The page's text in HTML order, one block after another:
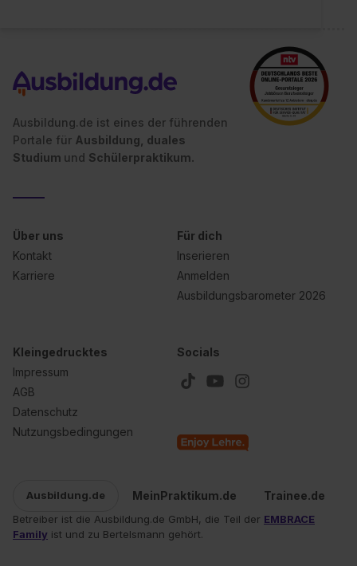
Ausbildung.de ist eines der führenden
Portale für Ausbildung, duales
Studium und Schülerpraktikum.
Über uns
Kontakt
Karriere
Für dich
Inserieren
Anmelden
Ausbildungsbarometer 2026
Kleingedrucktes
Impressum
AGB
Datenschutz
Nutzungsbedingungen
Socials
Ausbildung.de MeinPraktikum.de Trainee.de
Betreiber ist die Ausbildung.de GmbH, die Teil der EMBRACE
Family ist und zu Bertelsmann gehört.